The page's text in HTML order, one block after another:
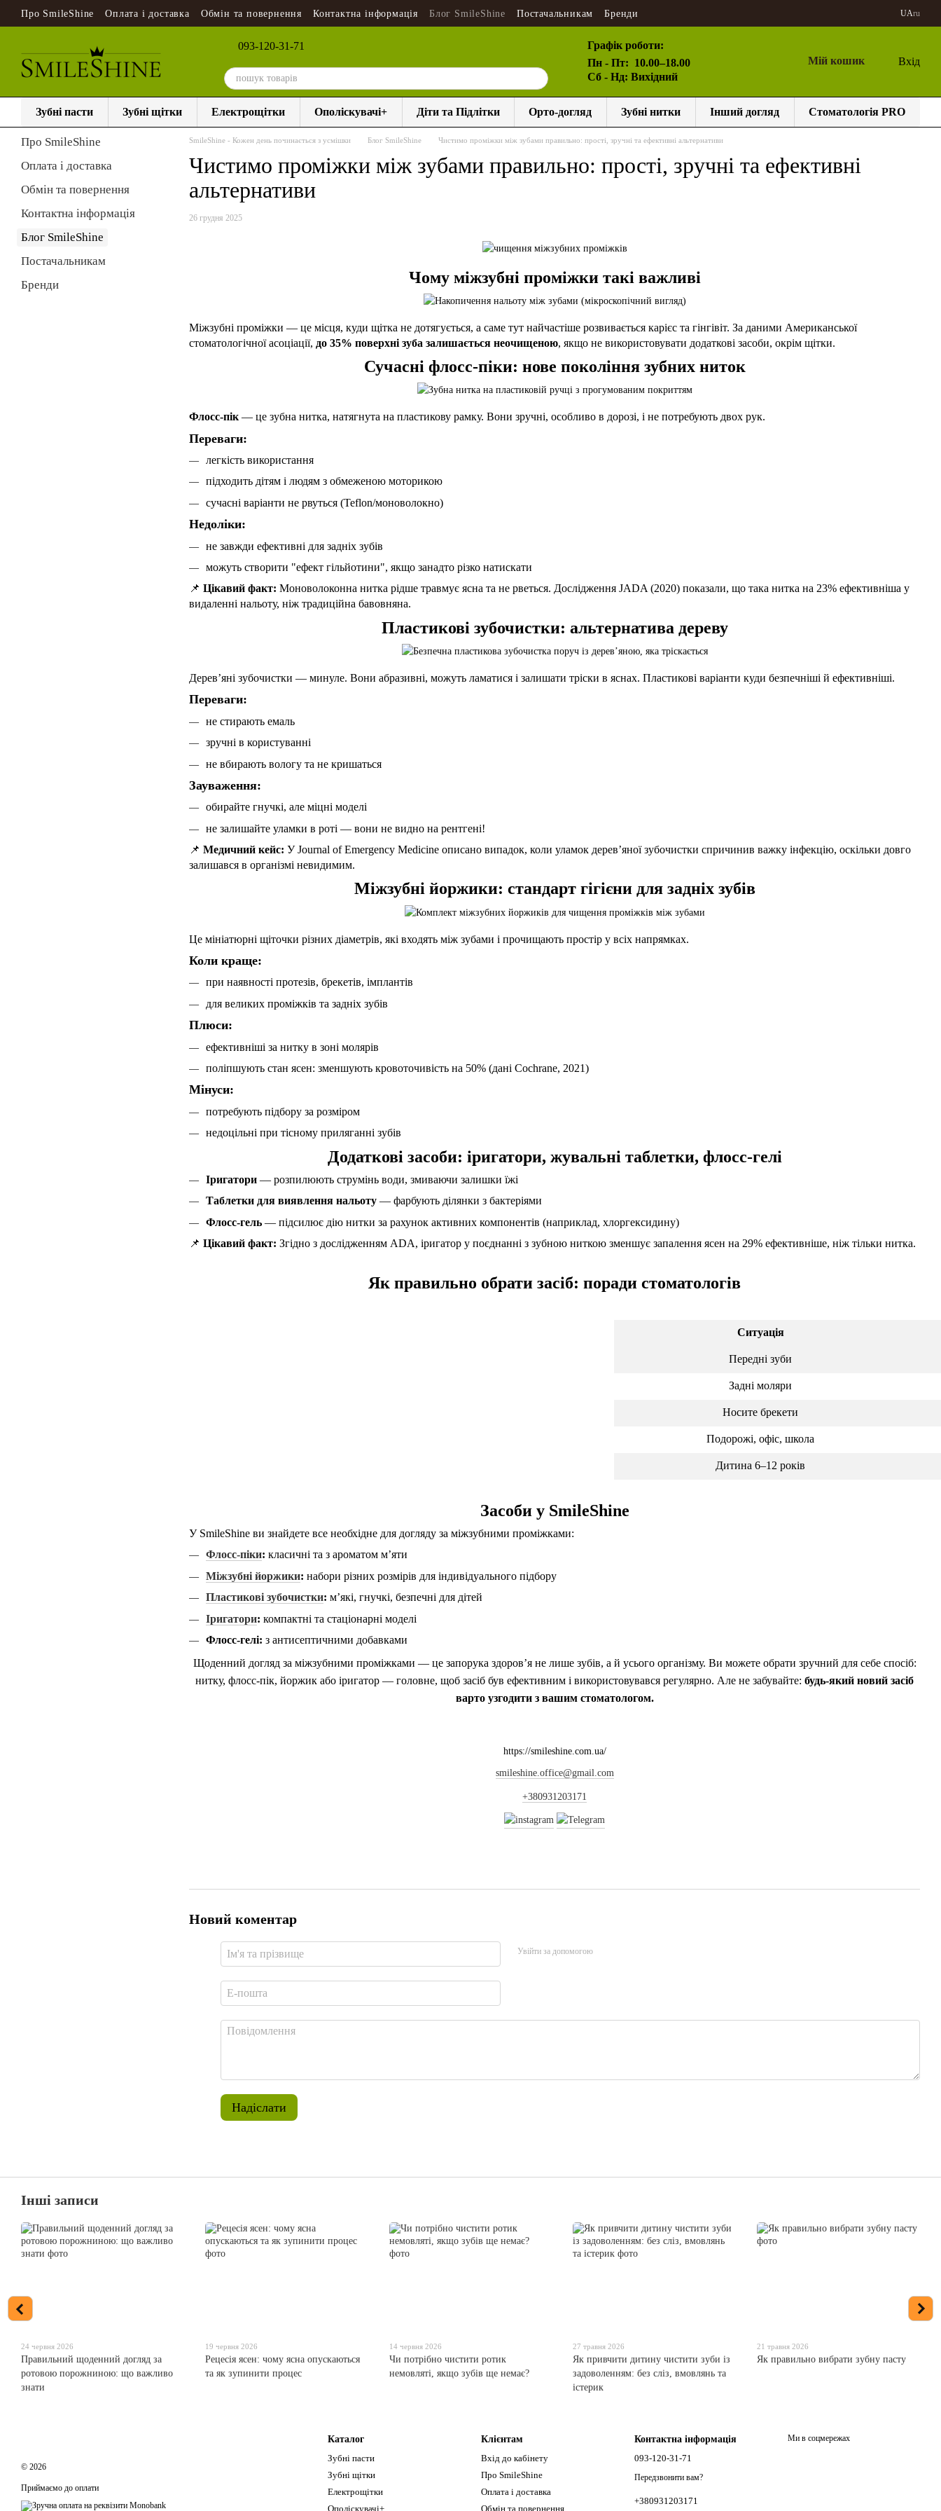
Перейти до основного контенту
Про SmileShine Оплата і доставка Обмін та повернення Контактна інформація Блог SmileShine Постачальникам Бренди UAru
093-120-31-71
Графік роботи:
Пн - Пт: 10.00–18.00
Сб - Нд: Вихідний
Мій кошик Вхід
Зубні пасти Зубні щітки Електрощітки Ополіскувачі+ Діти та Підлітки Орто-догляд Зубні нитки Інший догляд Стоматологія PRO
SmileShine - Кожен день починається з усмішки Блог SmileShine Чистимо проміжки між зубами правильно: прості, зручні та ефективні альтернативи
Чистимо проміжки між зубами правильно: прості, зручні та ефективні
альтернативи
26 грудня 2025
Чому міжзубні проміжки такі важливі
Міжзубні проміжки — це місця, куди щітка не дотягується, а саме тут найчастіше розвивається карієс та гінгівіт. За даними Американської
стоматологічної асоціації, до 35% поверхні зуба залишається неочищеною, якщо не використовувати додаткові засоби, окрім щітки.
Сучасні флосс-піки: нове покоління зубних ниток
Флосс-пік — це зубна нитка, натягнута на пластикову рамку. Вони зручні, особливо в дорозі, і не потребують двох рук.
Переваги:
легкість використання
підходить дітям і людям з обмеженою моторикою
сучасні варіанти не рвуться (Teflon/моноволокно)
Недоліки:
не завжди ефективні для задніх зубів
можуть створити "ефект гільйотини", якщо занадто різко натискати
📌 Цікавий факт: Моноволоконна нитка рідше травмує ясна та не рветься. Дослідження JADA (2020) показали, що така нитка на 23% ефективніша у
видаленні нальоту, ніж традиційна бавовняна.
Пластикові зубочистки: альтернатива дереву
Дерев’яні зубочистки — минуле. Вони абразивні, можуть ламатися і залишати тріски в яснах. Пластикові варіанти куди безпечніші й ефективніші.
Переваги:
не стирають емаль
зручні в користуванні
не вбирають вологу та не кришаться
Зауваження:
обирайте гнучкі, але міцні моделі
не залишайте уламки в роті — вони не видно на рентгені!
📌 Медичний кейс: У Journal of Emergency Medicine описано випадок, коли уламок дерев’яної зубочистки спричинив важку інфекцію, оскільки довго
залишався в організмі невидимим.
Міжзубні йоржики: стандарт гігієни для задніх зубів
Це мініатюрні щіточки різних діаметрів, які входять між зубами і прочищають простір у всіх напрямках.
Коли краще:
при наявності протезів, брекетів, імплантів
для великих проміжків та задніх зубів
Плюси:
ефективніші за нитку в зоні молярів
поліпшують стан ясен: зменшують кровоточивість на 50% (дані Cochrane, 2021)
Мінуси:
потребують підбору за розміром
недоцільні при тісному приляганні зубів
Додаткові засоби: іригатори, жувальні таблетки, флосс-гелі
Іригатори — розпилюють струмінь води, змиваючи залишки їжі
Таблетки для виявлення нальоту — фарбують ділянки з бактеріями
Флосс-гель — підсилює дію нитки за рахунок активних компонентів (наприклад, хлоргексидину)
📌 Цікавий факт: Згідно з дослідженням ADA, іригатор у поєднанні з зубною ниткою зменшує запалення ясен на 29% ефективніше, ніж тільки нитка.
Як правильно обрати засіб: поради стоматологів
Ситуація
Передні зуби
Задні моляри
Носите брекети
Подорожі, офіс, школа
Дитина 6–12 років
Засоби у SmileShine
У SmileShine ви знайдете все необхідне для догляду за міжзубними проміжками:
Флосс-піки: класичні та з ароматом м’яти
Міжзубні йоржики: набори різних розмірів для індивідуального підбору
Пластикові зубочистки: м’які, гнучкі, безпечні для дітей
Іригатори: компактні та стаціонарні моделі
Флосс-гелі: з антисептичними добавками
Щоденний догляд за міжзубними проміжками — це запорука здоров’я не лише зубів, а й усього організму. Ви можете обрати зручний для себе спосіб:
нитку, флосс-пік, йоржик або іригатор — головне, щоб засіб був ефективним і використовувався регулярно. Але не забувайте: будь-який новий засіб
варто узгодити з вашим стоматологом.
https://smileshine.com.ua/
smileshine.office@gmail.com
+380931203171
Новий коментар
Увійти за допомогою
Надіслати
Про SmileShine
Оплата і доставка
Обмін та повернення
Контактна інформація
Блог SmileShine
Постачальникам
Бренди
Інші записи
24 червня 2026
Правильний щоденний догляд за
ротовою порожниною: що важливо
знати
19 червня 2026
Рецесія ясен: чому ясна опускаються
та як зупинити процес
14 червня 2026
Чи потрібно чистити ротик
немовляті, якщо зубів ще немає?
27 травня 2026
Як привчити дитину чистити зуби із
задоволенням: без сліз, вмовлянь та
істерик
21 травня 2026
Як правильно вибрати зубну пасту
© 2026
Приймаємо до оплати
Каталог
Зубні пасти
Зубні щітки
Електрощітки
Ополіскувачі+
Клієнтам
Вхід до кабінету
Про SmileShine
Оплата і доставка
Обмін та повернення
Контактна інформація
093-120-31-71
Передзвонити вам?
+380931203171
Ми в соцмережах